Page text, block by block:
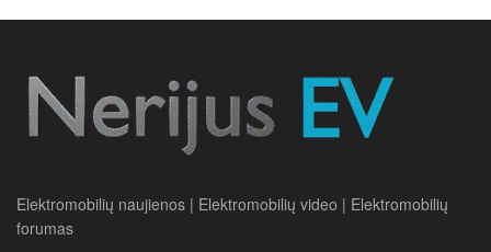
Elektromobilių naujienos | Elektromobilių video | Elektromobilių
forumas